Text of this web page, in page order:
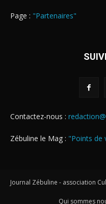
Page : "Partenaires"
Contactez-nous :
Zébuline le Mag : "Points de
Journal Zébuline - association
Qui sommes